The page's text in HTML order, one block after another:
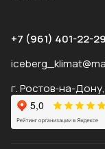
+7 (961) 401-22-29
г. Ростов-на-